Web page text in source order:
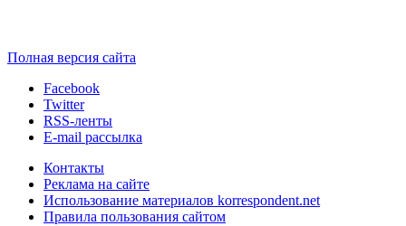
Полная версия сайта
Facebook
Twitter
RSS-ленты
E-mail рассылка
Контакты
Реклама на сайте
Использование материалов korrespondent.net
Правила пользования сайтом